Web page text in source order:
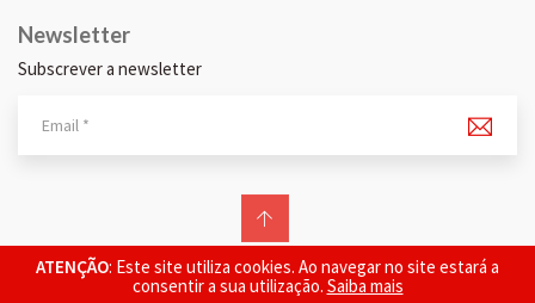
ATENÇÃO: Este site utiliza cookies. Ao navegar no site estará a
consentir a sua utilização. Saiba mais
Newsletter
Subscrever a newsletter
© 2026 FPAS. Todos os direitos reservados.